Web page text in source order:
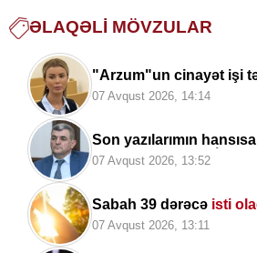
ƏLAQƏLI MÖVZULAR
"Arzum"un cinayət işi
göndərildi
07 Avqust 2026, 14:14
Son yazılarımın
ümumiyyətlə Şah
Fazil Mustafadan
07 Avqust 2026, 13:52
Sabah 39 dərəcə isti
07 Avqust 2026, 13:11